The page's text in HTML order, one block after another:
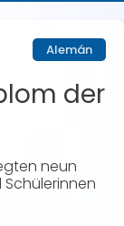
Alemán
der
neun
Schülerinnen